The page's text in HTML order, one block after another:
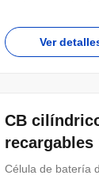
Ver
CB
recargables
Célula de batería